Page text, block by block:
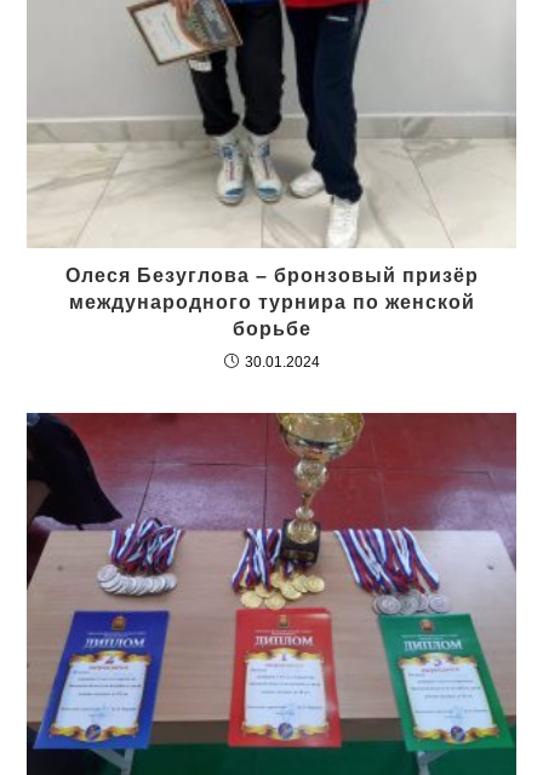
Олеся Безуглова – бронзовый призёр
международного турнира по женской
борьбе
30.01.2024